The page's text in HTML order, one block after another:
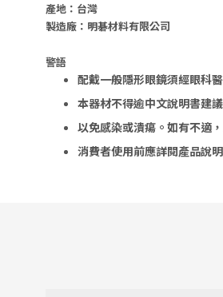
產地：台灣
製造廠：明碁材料有限公司
警語
配戴一般隱形眼鏡須經眼科
本器材不得逾中文說明書建
以免感染或潰瘍。 如有不適
消費者使用前應詳閱產品說